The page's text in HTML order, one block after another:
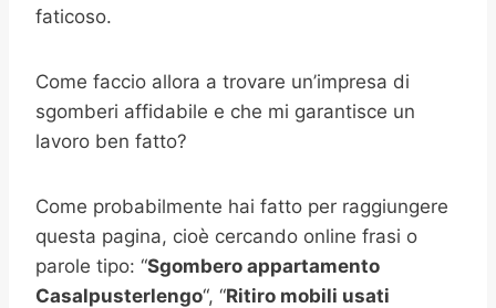
faticoso.
Come faccio allora a trovare un’impresa di
sgomberi affidabile e che mi garantisce un
lavoro ben fatto?
Come probabilmente hai fatto per raggiungere
questa pagina, cioè cercando online frasi o
parole tipo: “Sgombero appartamento
Casalpusterlengo“, “Ritiro mobili usati